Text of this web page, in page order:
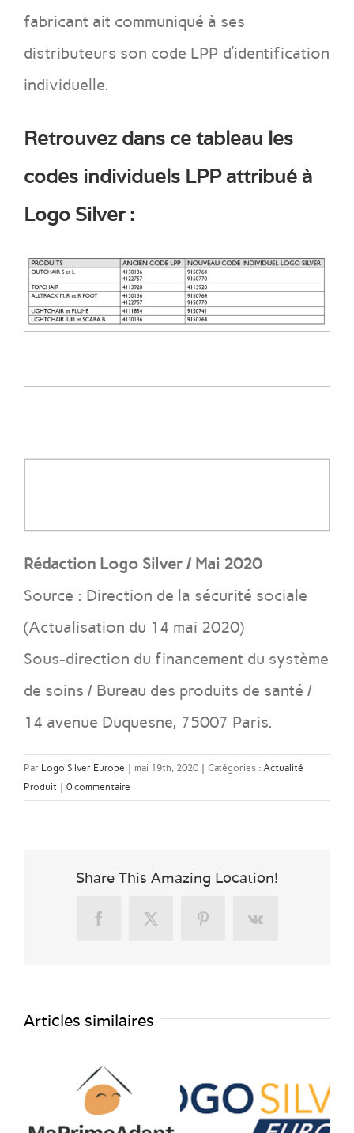
fabricant ait communiqué à ses
distributeurs son code LPP d’identification
individuelle.
Retrouvez dans ce tableau les
codes individuels LPP attribué à
Logo Silver :
Rédaction Logo Silver / Mai 2020
Source : Direction de la sécurité sociale
(Actualisation du 14 mai 2020)
Sous-direction du financement du système
de soins / Bureau des produits de santé /
14 avenue Duquesne, 75007 Paris.
Par Logo Silver Europe mai 19th, 2020 Catégories : Actualité
Produit
0 commentaire
Share This Amazing Location!
FacebookX PinterestVk
Articles similaires